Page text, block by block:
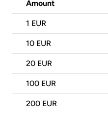
Amount
1 EUR
10 EUR
20 EUR
100 EUR
200 EUR